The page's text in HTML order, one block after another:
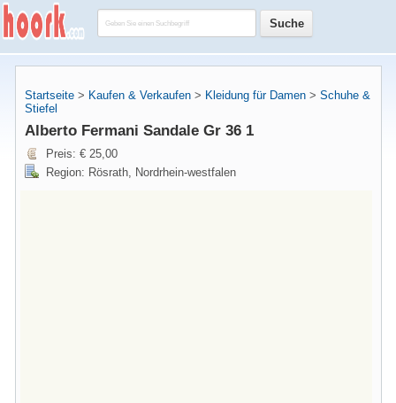
Startseite > Kaufen & Verkaufen > Kleidung für Damen > Schuhe &
Stiefel
Alberto Fermani Sandale Gr 36 1
Preis: € 25,00
Region: Rösrath, Nordrhein-westfalen